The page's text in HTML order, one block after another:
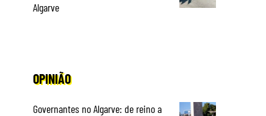
Algarve
OPINIÃO
Governantes no Algarve: de reino a